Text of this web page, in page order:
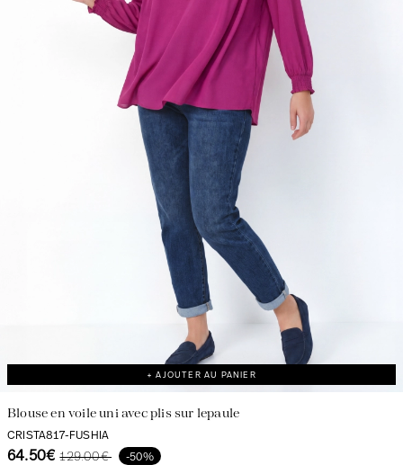
+ AJOUTER AU PANIER
Blouse en voile uni avec plis sur lepaule
CRISTA817-FUSHIA
64.50€ 129.00€ -50%